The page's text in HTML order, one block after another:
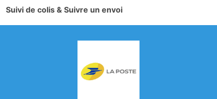
Suivi de colis & Suivre un envoi